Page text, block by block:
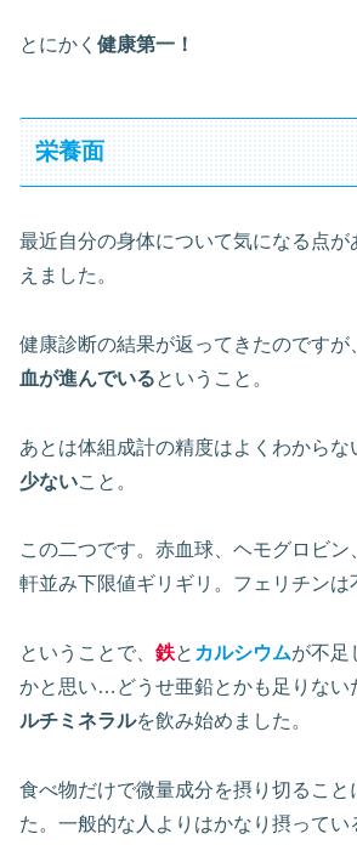
とにかく 健康第一！
栄養面
最近自分の身体について気になる点が
えました。
健康診断の結果が返ってきたのですが
血が進んでいるということ。
あとは体組成計の精度はよくわからな
少ないこと。
この二つです。赤血球、ヘモグロビ
軒並み下限値ギリギリ。フェリチンは
ということで、 鉄と カルシウムが不足
かと思い…どうせ亜鉛とかも足りない
ルチミネラルを飲み始めました。
食べ物だけで微量成分を摂り切ること
た。一般的な人よりはかなり摂って